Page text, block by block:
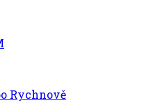
Rychnově